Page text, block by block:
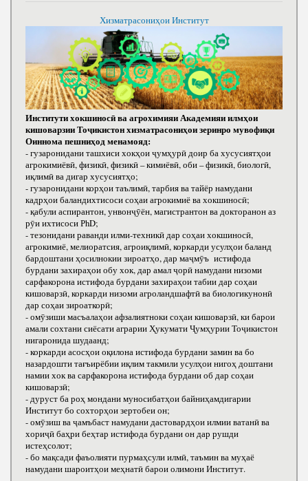
Хизматрасониҳои Институт
Институти хокшиносӣ ва агрохимияи Академияи илмҳои
кишоварзии Тоҷикистон хизматрасониҳои зеринро мувофиқи
Оиннома пешниҳод менамояд:
- гузаронидани ташхиси хокҳои ҷумҳурӣ доир ба хусусиятҳои
агрокимиёвӣ, физикӣ, физикӣ – кимиёвӣ, оби – физикӣ, биологӣ,
иқлимӣ ва дигар хусусиятҳо;
- гузаронидани корҳои таълимӣ, тарбия ва тайёр намудани
кадрҳои баландихтисоси соҳаи агрокимиё ва хокшиносӣ;
- қабули аспирантон, унвонҷӯён, магистрантон ва докторанон аз
рӯи ихтисоси РhD;
- тезонидани раванди илми-техникӣ дар соҳаи хокшиносӣ,
агрокимиё, мелиоратсия, агроиқлимӣ, коркарди усулҳои баланд
бардоштани ҳосилнокии зироатҳо, дар маҷмӯъ истифода
бурдани захираҳои обу хок, дар амал ҷорӣ намудани низоми
сарфакорона истифода бурдани захираҳои табии дар соҳаи
кишоварзӣ, коркарди низоми агроландшафтӣ ва биологикунонӣ
дар соҳаи зироаткорӣ;
- омӯзиши масъалаҳои афзалиятноки соҳаи кишоварзӣ, ки барои
амали сохтани сиёсати аграрии Ҳукумати Ҷумҳурии Тоҷикистон
нигаронида шудаанд;
- коркарди асосҳои оқилона истифода бурдани замин ва бо
назардошти тағъирёбии иқлим такмили усулҳои нигоҳ доштани
намии хок ва сарфакорона истифода бурдани об дар соҳаи
кишоварзӣ;
- дуруст ба роҳ мондани муносибатҳои байниҳамдигарии
Институт бо сохторҳои зертобеи он;
- омӯзиш ва ҷамъбаст намудани дастовардҳои илмии ватанӣ ва
хориҷӣ баҳри беҳтар истифода бурдани он дар рушди
истеҳсолот;
- бо мақсади фаъолияти пурмаҳсули илмӣ, таъмин ва муҳаё
намудани шароитҳои меҳнатӣ барои олимони Институт.